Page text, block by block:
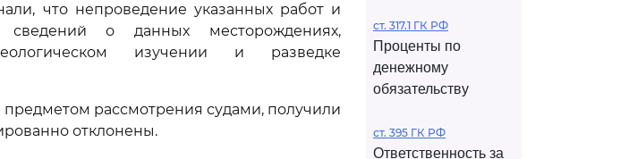
что непроведение указанных работ и
сведений о данных месторождениях,
изучении и разведке
рассмотрения судами, получили
отклонены.
ст. 317.1 ГК РФ
Проценты по
денежному
обязательству
ст. 395 ГК РФ
Ответственность за